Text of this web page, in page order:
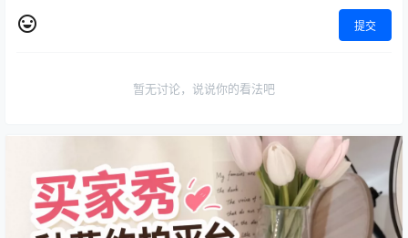
提交
暂无讨论，说说你的看法吧